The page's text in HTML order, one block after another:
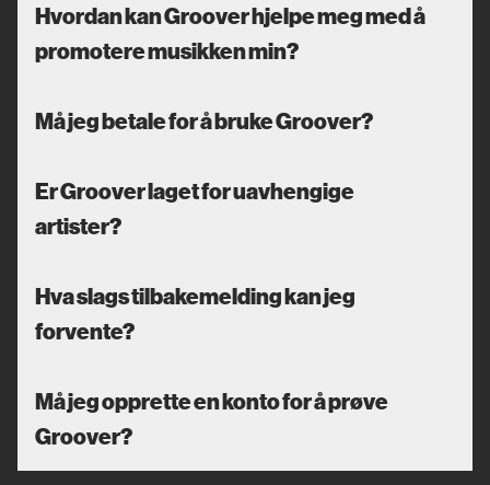
Hvordan kan Groover hjelpe meg med å
promotere musikken min?
Må jeg betale for å bruke Groover?
Er Groover laget for uavhengige
artister?
Hva slags tilbakemelding kan jeg
forvente?
Må jeg opprette en konto for å prøve
Groover?